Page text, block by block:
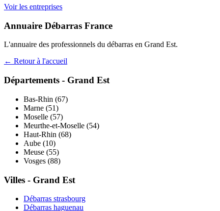
Voir les entreprises
Annuaire Débarras France
L'annuaire des professionnels du débarras en Grand Est.
← Retour à l'accueil
Départements - Grand Est
Bas-Rhin (67)
Marne (51)
Moselle (57)
Meurthe-et-Moselle (54)
Haut-Rhin (68)
Aube (10)
Meuse (55)
Vosges (88)
Villes - Grand Est
Débarras strasbourg
Débarras haguenau